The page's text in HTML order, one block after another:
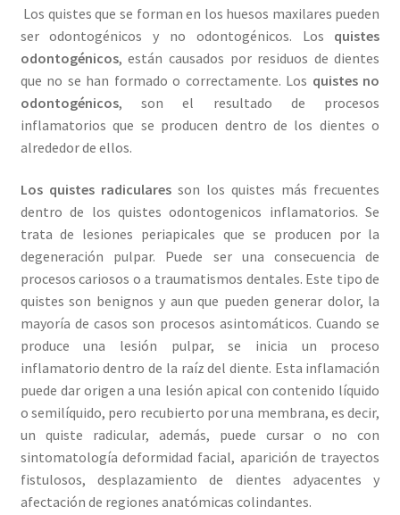
Los quistes que se forman en los huesos maxilares pueden
ser odontogénicos y no odontogénicos. Los quistes
odontogénicos, están causados por residuos de dientes
que no se han formado o correctamente. Los quistes no
odontogénicos, son el resultado de procesos
inflamatorios que se producen dentro de los dientes o
alrededor de ellos.
Los quistes radicularesson los quistes más frecuentes
dentro de los quistes odontogenicos inflamatorios. Se
trata de lesiones periapicales que se producen por la
degeneración pulpar. Puede ser una consecuencia de
procesos cariosos o a traumatismos dentales. Este tipo de
quistes son benignos y aun que pueden generar dolor, la
mayoría de casos son procesos asintomáticos. Cuando se
produce una lesión pulpar, se inicia un proceso
inflamatorio dentro de la raíz del diente. Esta inflamación
puede dar origen a una lesión apical con contenido líquido
o semilíquido, pero recubierto por una membrana, es decir,
un quiste radicular, además, puede cursar o no con
sintomatología deformidad facial, aparición de trayectos
fistulosos, desplazamiento de dientes adyacentes y
afectación de regiones anatómicas colindantes.